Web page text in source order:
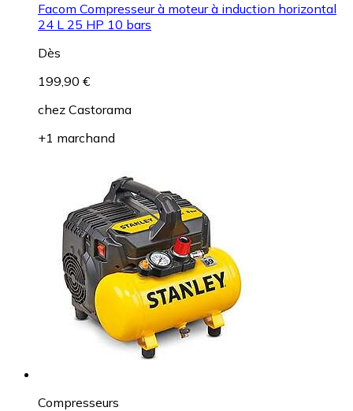
Facom Compresseur à moteur à induction horizontal
24 L 25 HP 10 bars
Dès
199,90 €
chez Castorama
+1 marchand
Compresseurs